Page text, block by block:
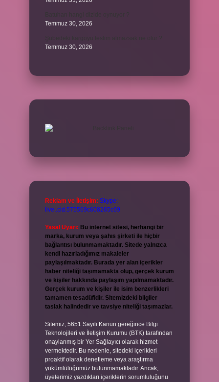
Temmuz 30, 2026
Temmuz 30, 2026
Reklam ve İletişim: Skype:
live:.cid.575569c608265c69
Yasal Uyarı: Bu internet sitesi, herhangi bir
marka, kurum veya şahıs şirketi ile hiçbir
bağlantısı bulunmamaktadır. Sitede yalnızca
kendi hazırladığımız makaleler
paylaşılmaktadır. Burada yer alan içerikler
haber niteliği taşımamakta olup, gerçek kurum
ve kişiler hakkında paylaşım yapılmamaktadır.
Gerçek kurum ve kişiler ile isim benzerlikleri
tamamen tesadüfidir. Sitemizdeki bilgiler
taslak halindedir ve tavsiye niteliği taşımazlar.
Sitemiz, 5651 Sayılı Kanun gereğince Bilgi
Teknolojileri ve İletişim Kurumu (BTK) tarafından
onaylanmış bir Yer Sağlayıcı olarak hizmet
vermektedir. Bu nedenle, sitedeki içerikleri
proaktif olarak denetleme veya araştırma
yükümlülüğümüz bulunmamaktadır. Ancak,
üyelerimiz yazdıkları içeriklerin sorumluluğunu